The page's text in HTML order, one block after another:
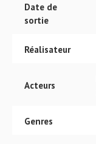
Date de
sortie
Réalisateur
Acteurs
Genres